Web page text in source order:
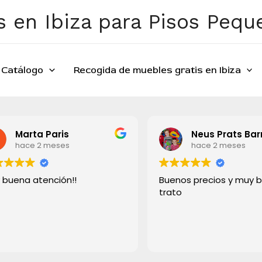
en Ibiza para Pisos
Catálogo Recogida de muebles gratis en Ibiza
Marta Paris
hace 2 meses
buena atención!!
Neus Prats
hace 2 meses
Buenos precios y muy
trato